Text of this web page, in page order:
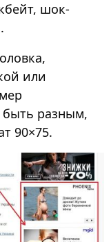
шок-
или
разным,
90×75.